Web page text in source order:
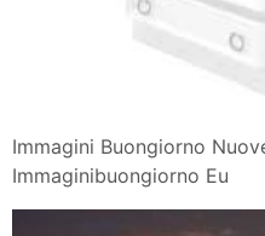
Immagini Buongiorno
Immaginibuongiorno Eu